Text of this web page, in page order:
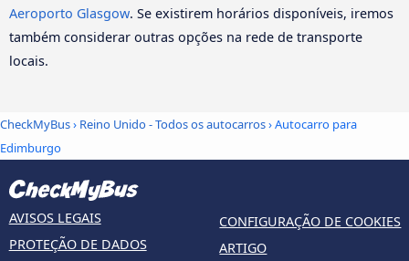
Aeroporto Glasgow. Se existirem horários disponíveis, iremos
também considerar outras opções na rede de transporte
locais.
CheckMyBus› Reino Unido - Todos os autocarros› Autocarro para
Edimburgo
AVISOS LEGAIS
PROTEÇÃO DE DADOS
CONFIGURAÇÃO DE COOKIES
ARTIGO